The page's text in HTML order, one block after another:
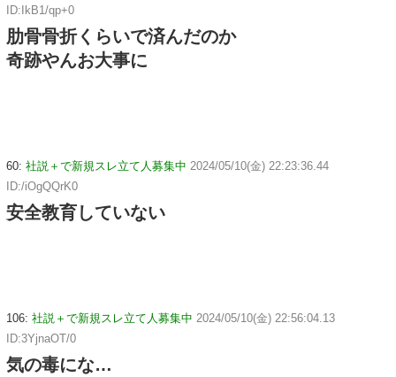
ID:IkB1/qp+0
肋骨骨折くらいで済んだのか
奇跡やんお大事に
60: 社説＋で新規スレ立て人募集中 2024/05/10(金) 22:23:36.44
ID:/iOgQQrK0
安全教育していない
106: 社説＋で新規スレ立て人募集中 2024/05/10(金) 22:56:04.13
ID:3YjnaOT/0
気の毒にな…